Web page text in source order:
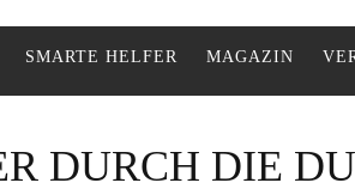
SMARTE HELFER MAGAZIN
DURCH DIE